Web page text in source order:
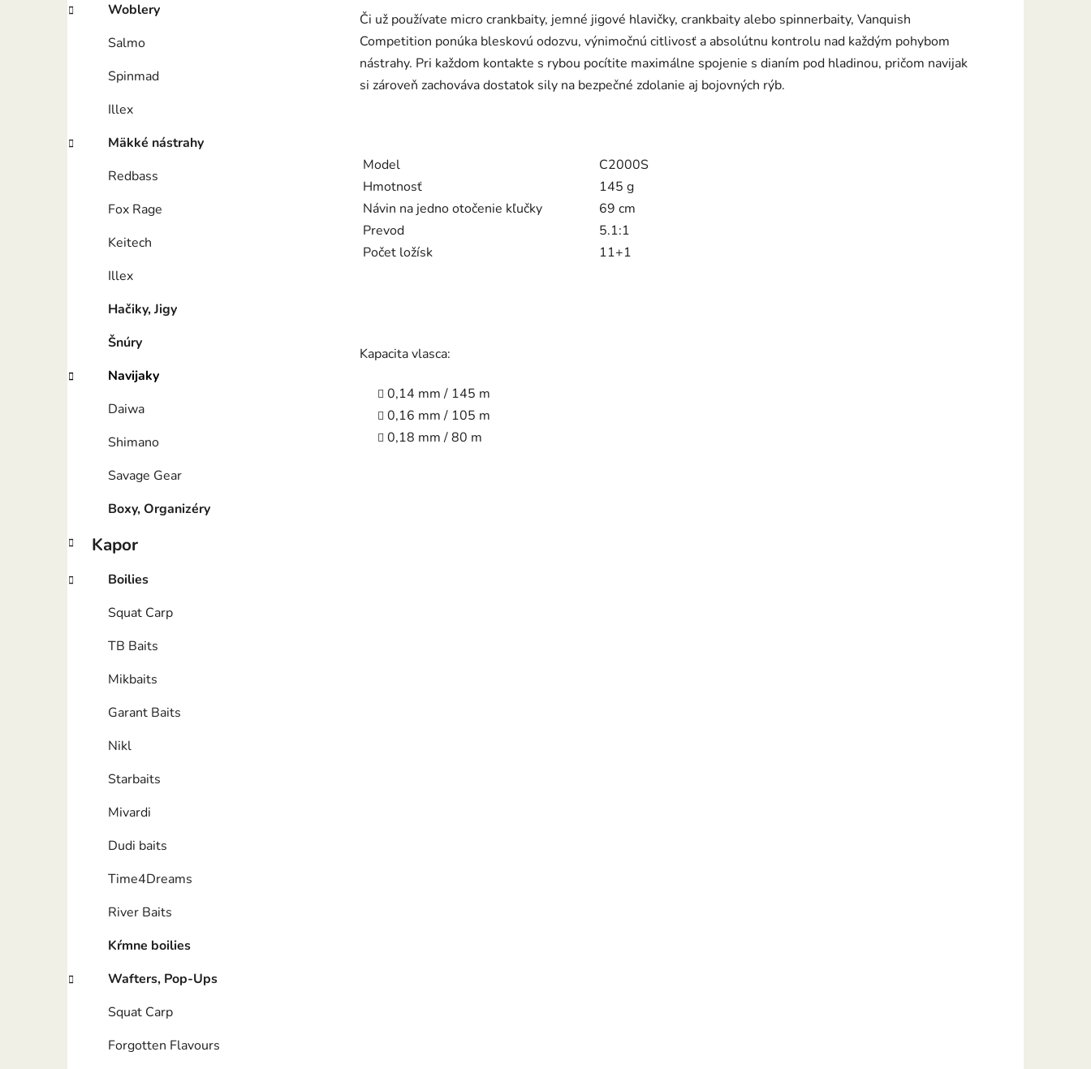
Woblery
Salmo
Spinmad
Illex
Mäkké nástrahy
Redbass
Fox Rage
Keitech
Illex
Hačiky, Jigy
Šnúry
Navijaky
Daiwa
Shimano
Savage Gear
Boxy, Organizéry
Kapor
Boilies
Squat Carp
TB Baits
Mikbaits
Garant Baits
Nikl
Starbaits
Mivardi
Dudi baits
Time4Dreams
River Baits
Kŕmne boilies
Wafters, Pop-Ups
Squat Carp
Forgotten Flavours
Či už používate micro crankbaity, jemné jigové hlavičky, crankbaity alebo spinnerbaity, Vanquish
Competition ponúka bleskovú odozvu, výnimočnú citlivosť a absolútnu kontrolu nad každým pohybom
nástrahy. Pri každom kontakte s rybou pocítite maximálne spojenie s dianím pod hladinou, pričom navijak
si zároveň zachováva dostatok sily na bezpečné zdolanie aj bojovných rýb.
Model
C2000S
Hmotnosť
145 g
Návin na jedno otočenie kľučky
69 cm
Prevod
5.1:1
Počet ložísk
11+1
Kapacita vlasca:
0,14 mm / 145 m
0,16 mm / 105 m
0,18 mm / 80 m